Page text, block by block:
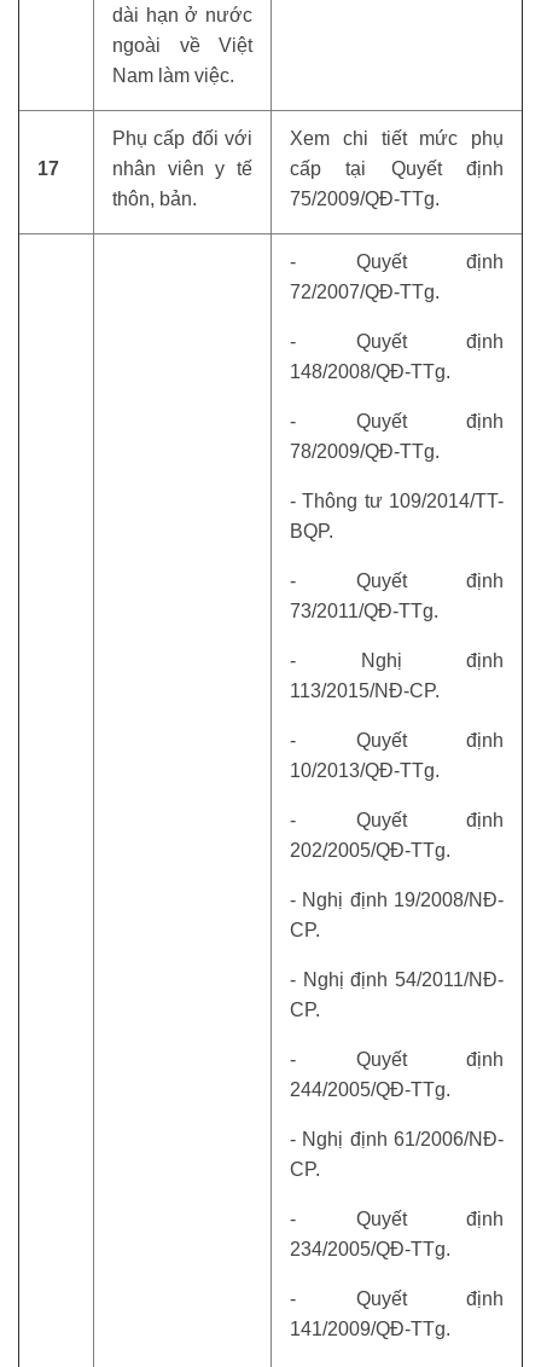
dài hạn ở nước
ngoài về Việt
Nam làm việc.
17
Phụ cấp đối với
nhân viên y tế
thôn, bản.
Xem chi tiết mức phụ
cấp tại Quyết định
75/2009/QĐ-TTg.
- Quyết định
72/2007/QĐ-TTg.
- Quyết định
148/2008/QĐ-TTg.
- Quyết định
78/2009/QĐ-TTg.
- Thông tư 109/2014/TT-
BQP.
- Quyết định
73/2011/QĐ-TTg.
- Nghị định
113/2015/NĐ-CP.
- Quyết định
10/2013/QĐ-TTg.
- Quyết định
202/2005/QĐ-TTg.
- Nghị định 19/2008/NĐ-
CP.
- Nghị định 54/2011/NĐ-
CP.
- Quyết định
244/2005/QĐ-TTg.
- Nghị định 61/2006/NĐ-
CP.
- Quyết định
234/2005/QĐ-TTg.
- Quyết định
141/2009/QĐ-TTg.